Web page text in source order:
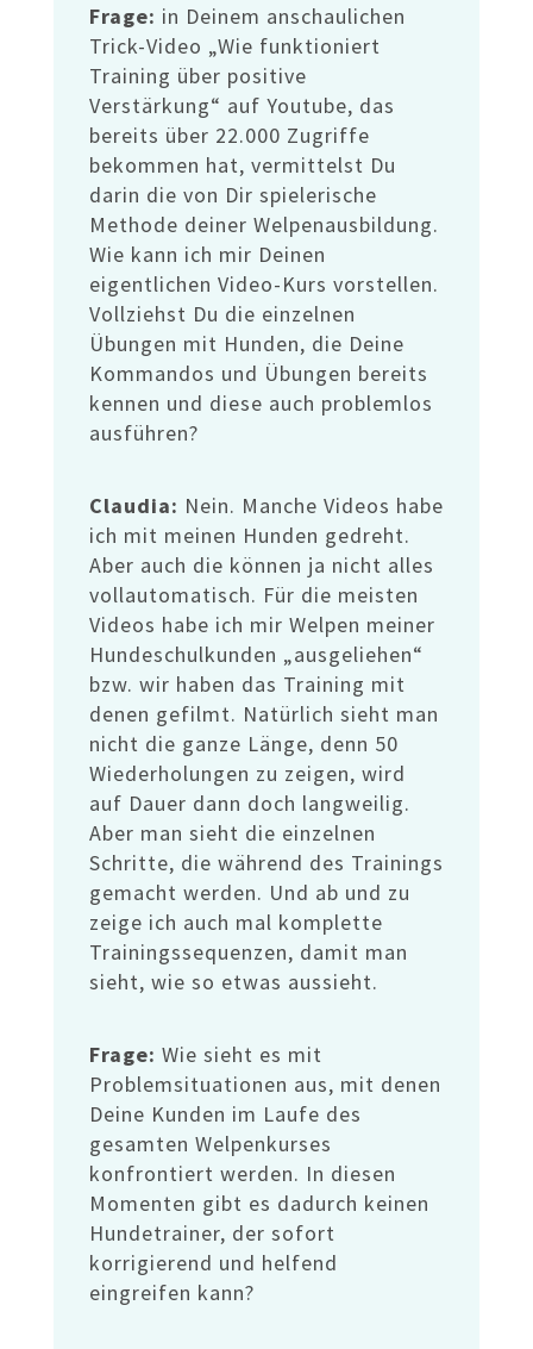
Frage: in Deinem anschaulichen
Trick-Video „Wie funktioniert
Training über positive
Verstärkung“ auf Youtube, das
bereits über 22.000 Zugriffe
bekommen hat, vermittelst Du
darin die von Dir spielerische
Methode deiner Welpenausbildung.
Wie kann ich mir Deinen
eigentlichen Video-Kurs vorstellen.
Vollziehst Du die einzelnen
Übungen mit Hunden, die Deine
Kommandos und Übungen bereits
kennen und diese auch problemlos
ausführen?
Claudia: Nein. Manche Videos habe
ich mit meinen Hunden gedreht.
Aber auch die können ja nicht alles
vollautomatisch. Für die meisten
Videos habe ich mir Welpen meiner
Hundeschulkunden „ausgeliehen“
bzw. wir haben das Training mit
denen gefilmt. Natürlich sieht man
nicht die ganze Länge, denn 50
Wiederholungen zu zeigen, wird
auf Dauer dann doch langweilig.
Aber man sieht die einzelnen
Schritte, die während des Trainings
gemacht werden. Und ab und zu
zeige ich auch mal komplette
Trainingssequenzen, damit man
sieht, wie so etwas aussieht.
Frage: Wie sieht es mit
Problemsituationen aus, mit denen
Deine Kunden im Laufe des
gesamten Welpenkurses
konfrontiert werden. In diesen
Momenten gibt es dadurch keinen
Hundetrainer, der sofort
korrigierend und helfend
eingreifen kann?